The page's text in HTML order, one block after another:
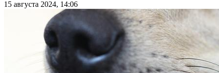
15 августа 2024, 14:06